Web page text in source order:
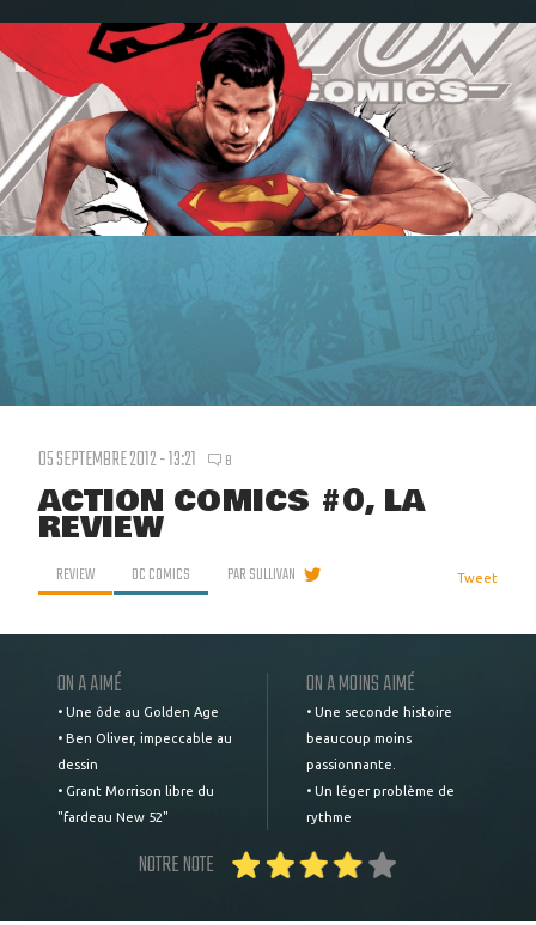
05 SEPTEMBRE 2012 - 13:21 8
ACTION COMICS #0, LA
REVIEW
REVIEW DC COMICS PARSULLIVAN Tweet
ON A AIMÉ
• Une ôde au Golden Age
• Ben Oliver, impeccable au
dessin
• Grant Morrison libre du
"fardeau New 52"
ON A MOINS AIMÉ
• Une seconde histoire
beaucoup moins
passionnante.
• Un léger problème de
rythme
NOTRE NOTE